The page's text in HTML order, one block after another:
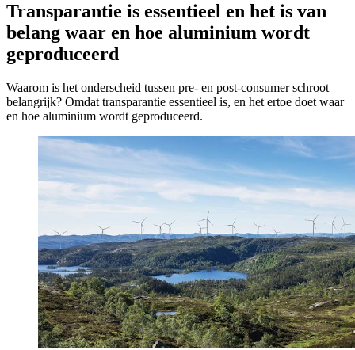
Transparantie is essentieel en het is van
belang waar en hoe aluminium wordt
geproduceerd
Waarom is het onderscheid tussen pre- en post-consumer schroot
belangrijk? Omdat transparantie essentieel is, en het ertoe doet waar
en hoe aluminium wordt geproduceerd.